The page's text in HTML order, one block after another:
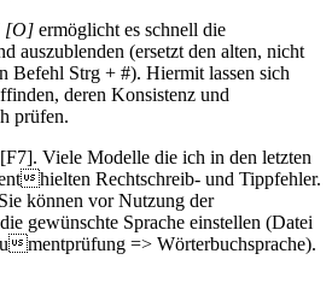
[O]ermöglicht es schnell die
auszublenden (ersetzt den alten, nicht
Befehl Strg + #). Hiermit lassen sich
deren Konsistenz und
prüfen.
Viele Modelle die ich in den letzten
hielten Rechtschreib- und Tippfehler.
können vor Nutzung der
gewünschte Sprache einstellen (Datei
mentprüfung => Wörterbuchsprache).